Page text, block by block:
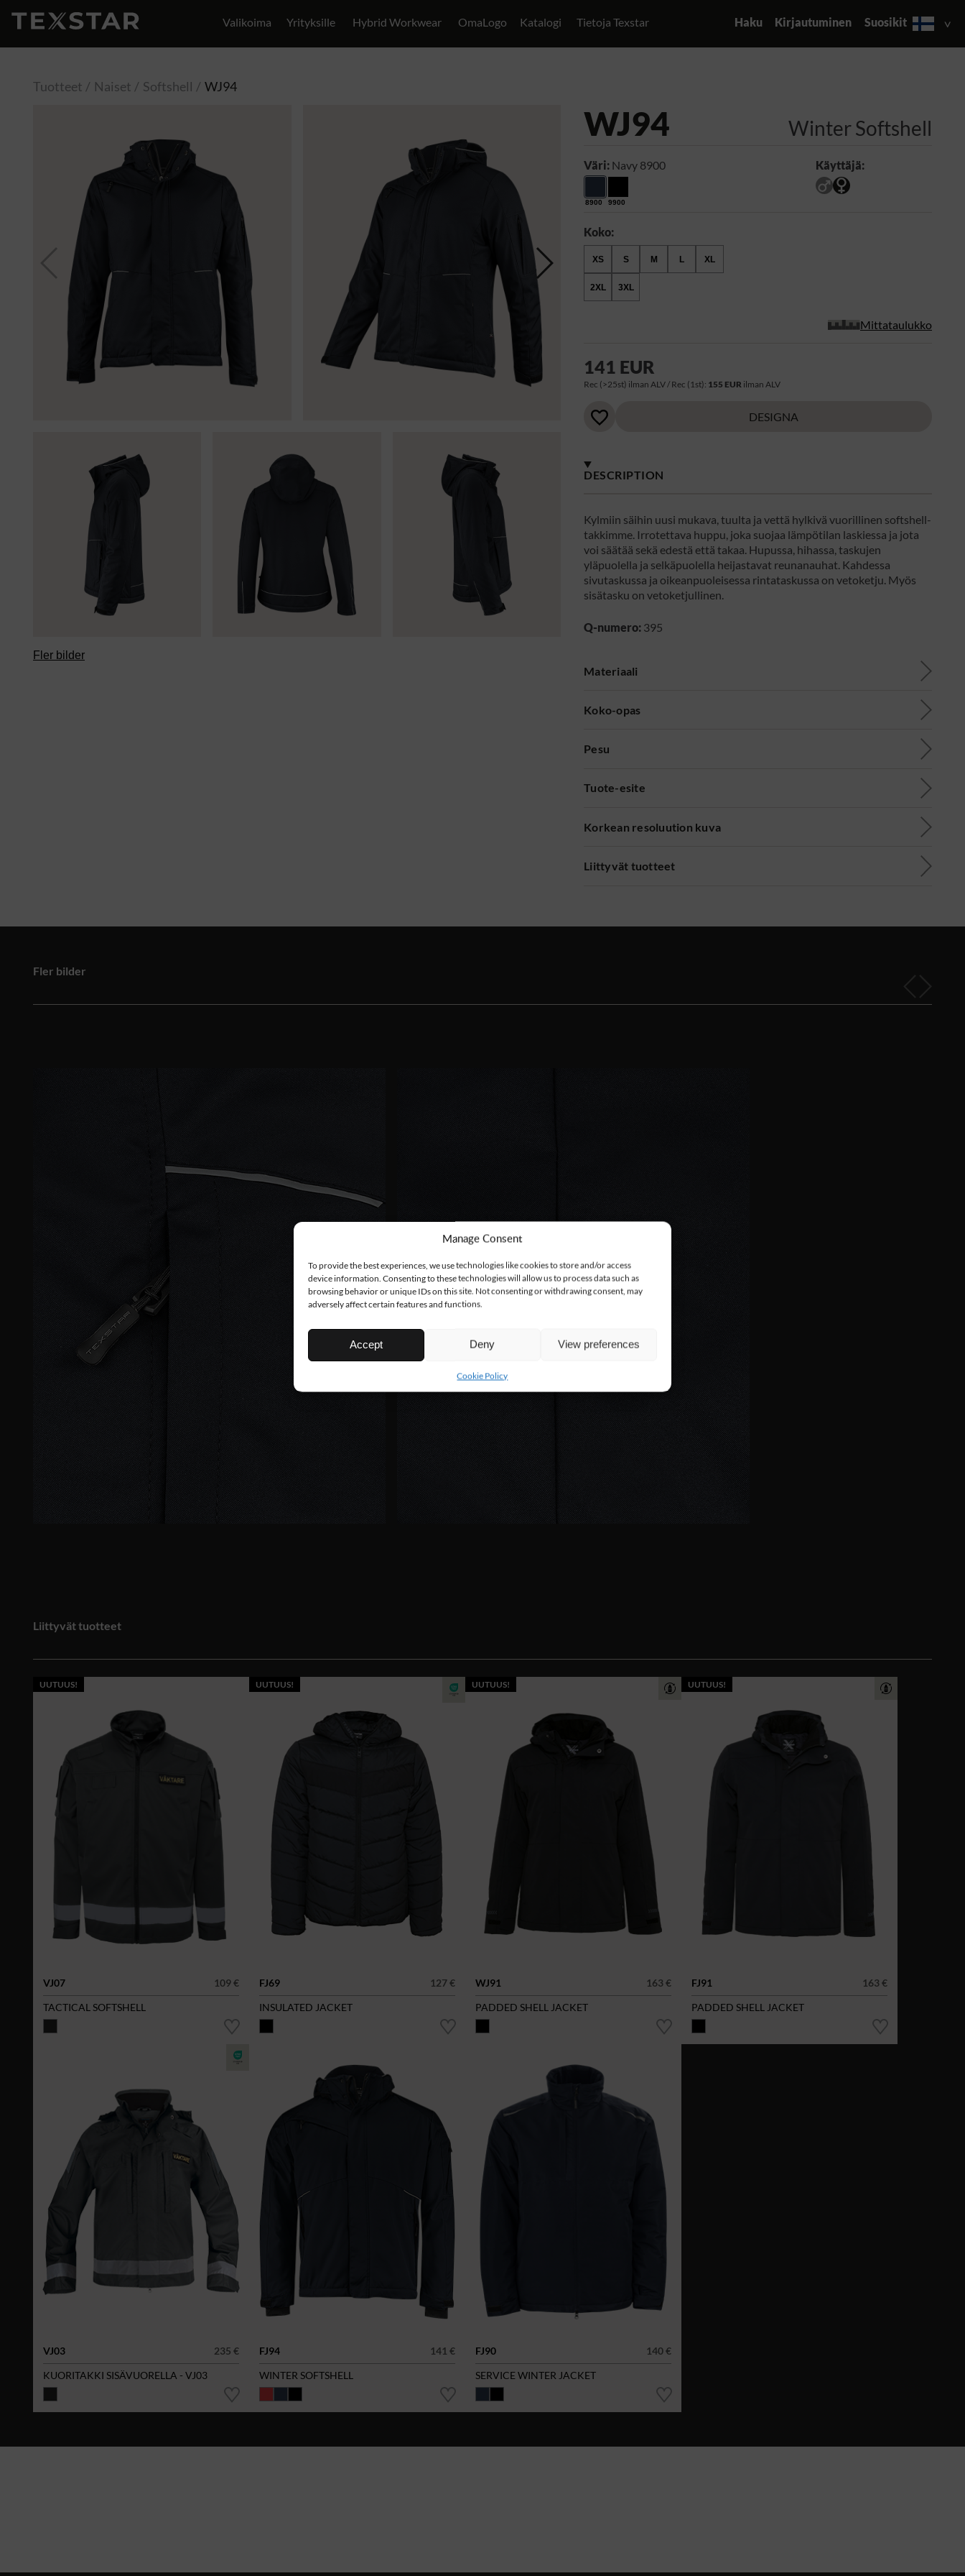
Manage Consent
To provide the best experiences, we use technologies like cookies to store and/or access
device information. Consenting to these technologies will allow us to process data such as
browsing behavior or unique IDs on this site. Not consenting or withdrawing consent, may
adversely affect certain features and functions.
Accept Deny View preferences
Cookie Policy
Valikoima Yrityksille Hybrid Workwear OmaLogo Katalogi Tietoja Texstar Haku Kirjautuminen Suosikit
Tuotteet Naiset Softshell WJ94
Fler bilder
WJ94 Winter Softshell
Väri: Navy 8900
8900 9900
Käyttäjä:
Koko:
XS S M L XL
2XL 3XL
Mittataulukko
141 EUR
Rec (>25st) ilman ALV / Rec (1st): 155 EUR ilman ALV
DESIGNA
DESCRIPTION
Kylmiin säihin uusi mukava, tuulta ja vettä hylkivä vuorillinen softshell-
takkimme. Irrotettava huppu, joka suojaa lämpötilan laskiessa ja jota
voi säätää sekä edestä että takaa. Hupussa, hihassa, taskujen
yläpuolella ja selkäpuolella heijastavat reunanauhat. Kahdessa
sivutaskussa ja oikeanpuoleisessa rintataskussa on vetoketju. Myös
sisätasku on vetoketjullinen.
Q-numero: 395
Materiaali
Koko-opas
Pesu
Tuote-esite
Korkean resoluution kuva
Liittyvät tuotteet
Fler bilder
Liittyvät tuotteet
UUTUUS!
VJ07
109 €
TACTICAL SOFTSHELL
UUTUUS!
FJ69
127 €
INSULATED JACKET
UUTUUS!
WJ91
163 €
PADDED SHELL JACKET
UUTUUS!
FJ91
163 €
PADDED SHELL JACKET
VJ03
235 €
KUORITAKKI SISÄVUORELLA - VJ03
FJ94
141 €
WINTER SOFTSHELL
FJ90
140 €
SERVICE WINTER JACKET